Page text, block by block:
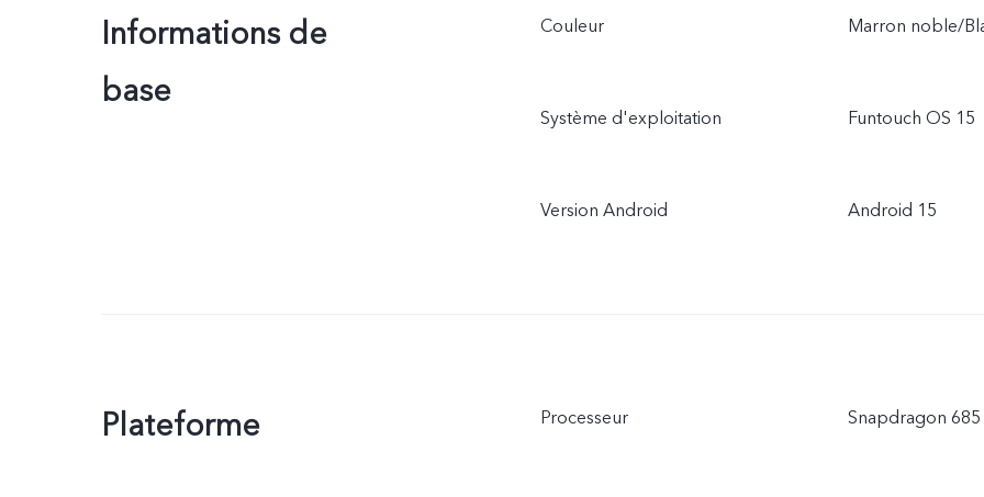
Informations de
base
Couleur Marron noble/
Système d'exploitation Funtouch OS 15
Version Android Android 15
Plateforme Processeur Snapdragon 685